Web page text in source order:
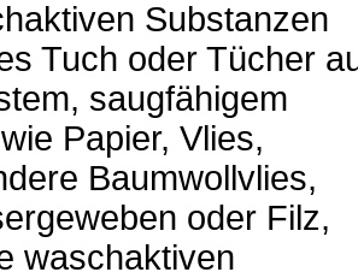
Substanzen
Tuch oder Tücher
saugfähigem
Papier, Vlies,
Baumwollvlies,
oder Filz,
waschaktiven